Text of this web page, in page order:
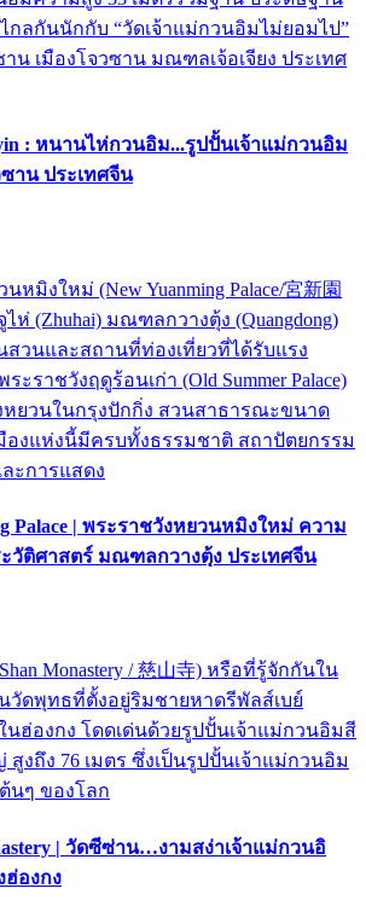
กลกันนักกับ “วัดเจ้าแม่กวนอิมไม่ยอมไป”
น เมืองโจวซาน มณฑลเจ้อเจียง ประเทศ
: หนานไห่กวนอิม...รูปปั้นเจ้าแม่กวนอิม
าน ประเทศจีน
หมิงใหม่ (New Yuanming Palace/宮新園
ไห่ (Zhuhai) มณฑลกวางตุ้ง (Quangdong)
สวนและสถานที่ท่องเที่ยวที่ได้รับแรง
ะราชวังฤดูร้อนเก่า (Old Summer Palace)
ยวนในกรุงปักกิ่ง สวนสาธารณะขนาด
องแห่งนี้มีครบทั้งธรรมชาติ สถาปัตยกรรม
ะการแสดง
Palace | พระราชวังหยวนหมิงใหม่ ความ
วัติศาสตร์ มณฑลกวางตุ้ง ประเทศจีน
Monastery / 慈山寺) หรือที่รู้จักกันใน
วัดพุทธที่ตั้งอยู่ริมชายหาดรีพัลส์เบย์
ในฮ่องกง โดดเด่นด้วยรูปปั้นเจ้าแม่กวนอิมสี
งถึง 76 เมตร ซึ่งเป็นรูปปั้นเจ้าแม่กวนอิม
นๆ ของโลก
| วัดซีซ่าน…งามสง่าเจ้าแม่กวนอิ
องกง